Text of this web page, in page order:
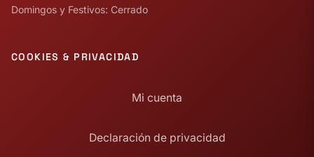
Domingos y Festivos: Cerrado
COOKIES & PRIVACIDAD
Mi cuenta
Declaración de privacidad